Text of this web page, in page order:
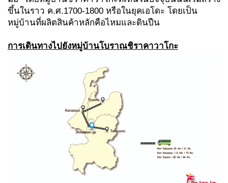
ขึ้นในราว ค.ศ.1700-1800 หรือในยุคเอโดะ โดยเป็น
หมู่บ้านที่ผลิตสินค้าหลักคือไหมและดินปืน
การเดินทางไปยังหมู่บ้านโบราณชิราคาวาโกะ